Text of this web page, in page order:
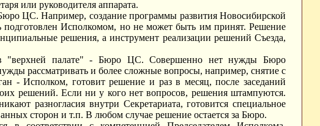
или руководителя аппарата.
ЦС. Например, создание программы развития Новосибирской
подготовлен Исполкомом, но не может быть им принят. Решение
решения, а инструмент реализации решений Съезда,
"верхней палате" - Бюро ЦС. Совершенно нет нужды Бюро
рассматривать и более сложные вопросы, например, снятие с
- Исполком, готовит решение и раз в месяц, после заседаний
решений. Если ни у кого нет вопросов, решения штампуются.
разногласия внутри Секретариата, готовится специальное
сторон и т.п. В любом случае решение остается за Бюро.